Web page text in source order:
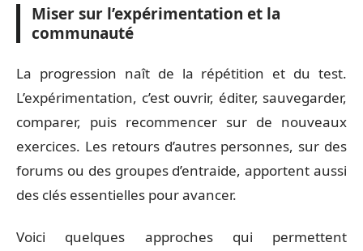
Miser sur l’expérimentation et la
communauté
La progression naît de la répétition et du test.
L’expérimentation, c’est ouvrir, éditer, sauvegarder,
comparer, puis recommencer sur de nouveaux
exercices. Les retours d’autres personnes, sur des
forums ou des groupes d’entraide, apportent aussi
des clés essentielles pour avancer.
Voici quelques approches qui permettent